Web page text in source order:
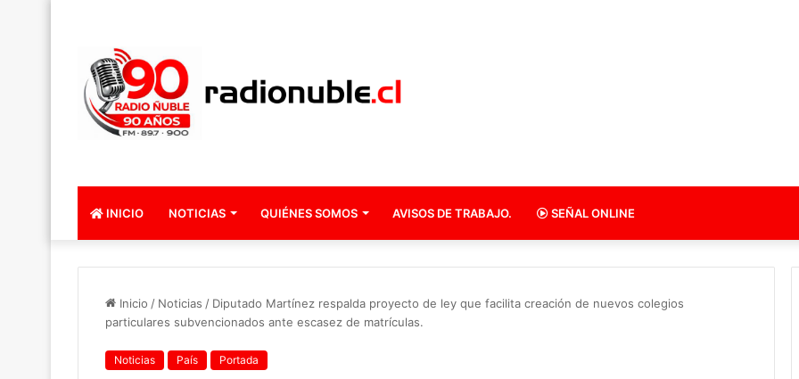
INICIO NOTICIAS QUIÉNES SOMOS AVISOS DE TRABAJO. SEÑAL ONLINE
Inicio / Noticias / Diputado Martínez respalda proyecto de ley que facilita creación de nuevos colegios
particulares subvencionados ante escasez de matrículas.
Noticias País Portada